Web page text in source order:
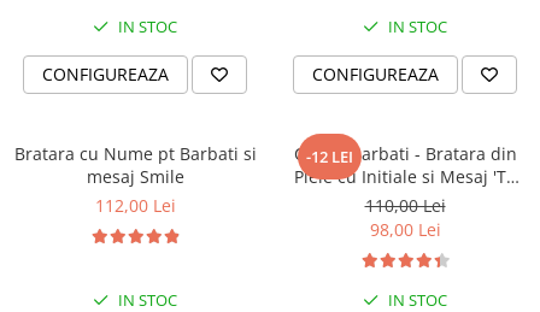
IN STOC
CONFIGUREAZA
IN STOC
CONFIGUREAZA
Bratara cu Nume pt Barbati si
mesaj Smile
112,00 Lei
IN STOC
-12 LEI
Cadou Barbati - Bratara din
Piele cu Initiale si Mesaj 'Te
Iubesc'
110,00 Lei
98,00 Lei
IN STOC